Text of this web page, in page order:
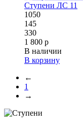
Ступени ЛС 11
1050
145
330
1 800 р
В наличии
В корзину
←
1
→